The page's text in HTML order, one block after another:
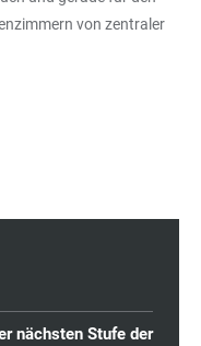
von zentraler
nächsten Stufe der